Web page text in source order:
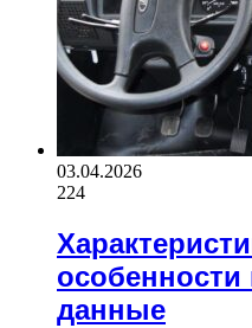
03.04.2026
224
особенности
данные